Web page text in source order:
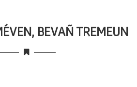
BEVAÑ TREMEUN